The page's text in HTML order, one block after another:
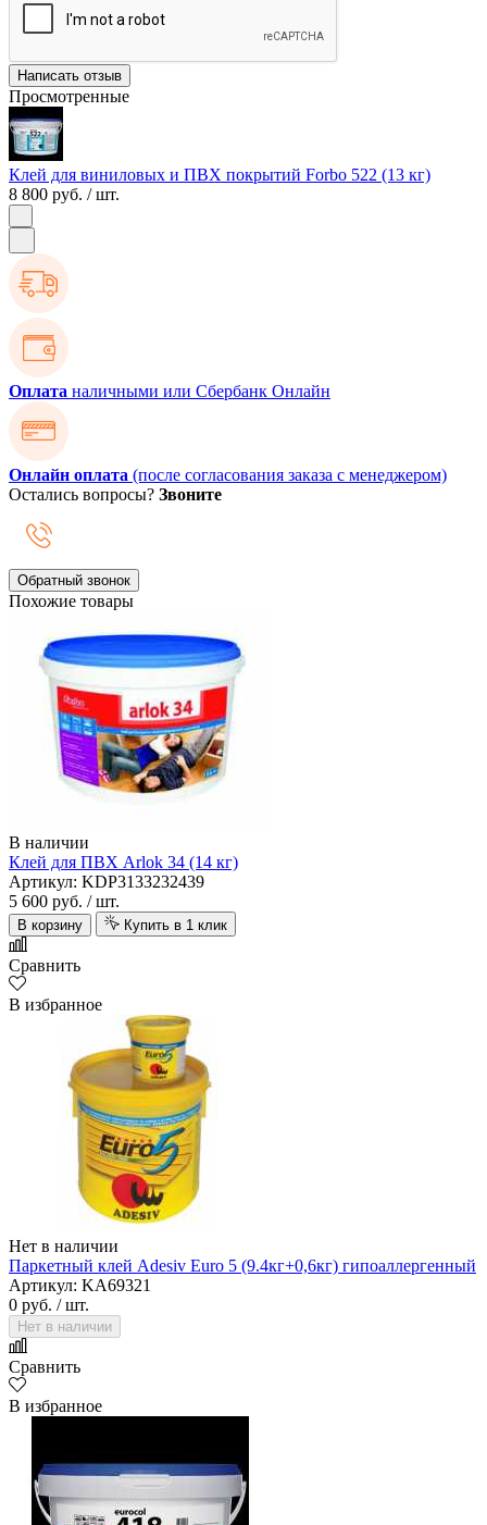
Написать отзыв
Просмотренные
Клей для виниловых и ПВХ покрытий Forbo 522 (13 кг)
8 800 руб. / шт.
Оплата наличными или Сбербанк Онлайн
Онлайн оплата (после согласования заказа с менеджером)
Остались вопросы? Звоните
Обратный звонок
Похожие товары
В наличии
Клей для ПВХ Arlok 34 (14 кг)
Артикул: KDP3133232439
5 600 руб. / шт.
В корзину Купить в 1 клик
Сравнить
В избранное
Нет в наличии
Паркетный клей Adesiv Euro 5 (9.4кг+0,6кг) гипоаллергенный
Артикул: KA69321
0 руб. / шт.
Нет в наличии
Сравнить
В избранное